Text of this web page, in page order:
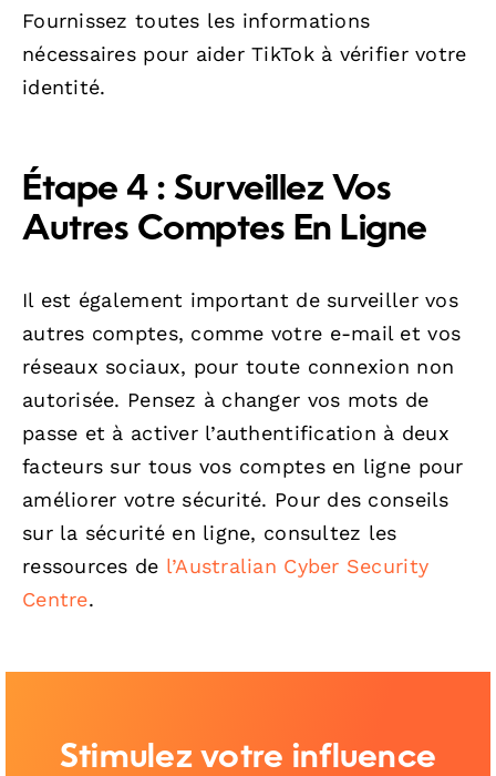
Fournissez toutes les informations
nécessaires pour aider TikTok à vérifier votre
identité.
Étape 4 : Surveillez Vos
Autres Comptes En Ligne
Il est également important de surveiller vos
autres comptes, comme votre e-mail et vos
réseaux sociaux, pour toute connexion non
autorisée. Pensez à changer vos mots de
passe et à activer l’authentification à deux
facteurs sur tous vos comptes en ligne pour
améliorer votre sécurité. Pour des conseils
sur la sécurité en ligne, consultez les
ressources de l’Australian Cyber Security
Centre.
Stimulez votre influence